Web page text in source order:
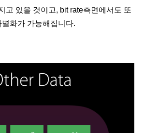
고 있을 것이고, bit rate측면에서도 또
별화가 가능해집니다.